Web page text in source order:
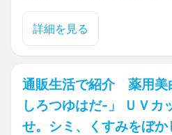
詳細を見る
通販生活で紹介 薬用美
しろつゆはだ-」 ＵＶカ
せ。シミ、くすみをぼ